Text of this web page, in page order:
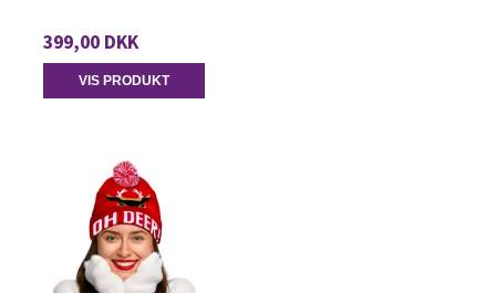
399,00 DKK
VIS PRODUKT